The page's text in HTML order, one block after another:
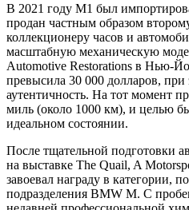
В 2021 году M1 был
продан частным образом
коллекционеру часов и
масштабную механическую
Automotive Restorations в Нью-
превысила 30 000 долларов, при
аутентичность. На тот момент
миль (около 1000 км), и целью
идеальном состоянии.
После тщательной подготовки
на выставке The Quail, A
завоевал награду в категории,
подразделения BMW M. С